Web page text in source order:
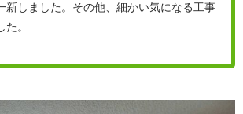
新しました。その他、細かい気になる工事
。